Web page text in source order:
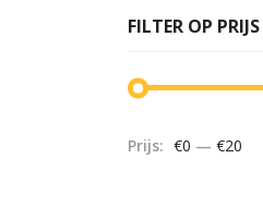
FILTER OP PRIJS
Prijs: €0 — €20